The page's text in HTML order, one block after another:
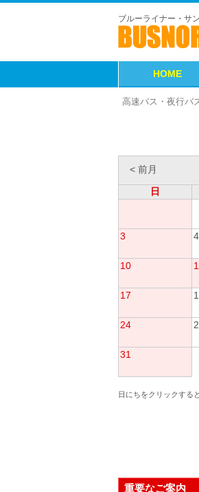
ブルーライナー・サ
HOME
高速バス・夜行バ
< 前月
日
3 4
10
17
24
31
日にちをクリックする
重要なご案内